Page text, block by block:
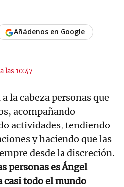
las 10:47
Añádenos en Google
la cabeza personas que
acompañando
actividades, tendiendo
y haciendo que las
desde la discreción.
personas es Ángel
casi todo el mundo